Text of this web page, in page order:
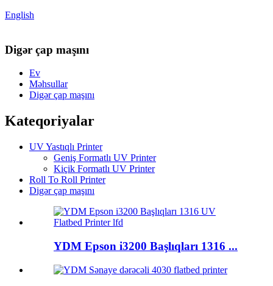
English
Digər çap maşını
Ev
Məhsullar
Digər çap maşını
Kateqoriyalar
UV Yastıqlı Printer
Geniş Formatlı UV Printer
Kiçik Formatlı UV Printer
Roll To Roll Printer
Digər çap maşını
YDM Epson i3200 Başlıqları 1316 ...